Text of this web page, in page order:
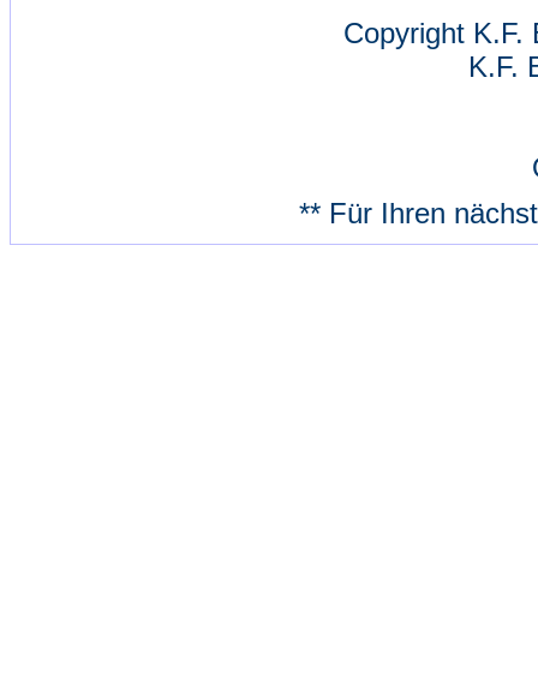
Copyright
K.F.
** Für Ihren